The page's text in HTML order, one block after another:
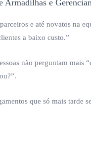
e até novatos na
a baixo custo.”
não perguntam
que só mais tarde